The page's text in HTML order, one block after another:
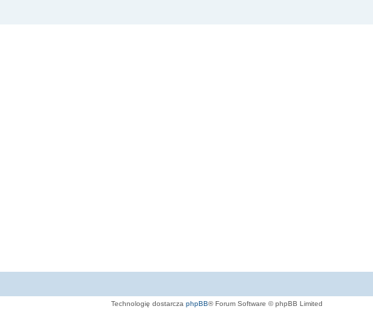
Technologię dostarcza phpBB® Forum Software © phpBB Limited